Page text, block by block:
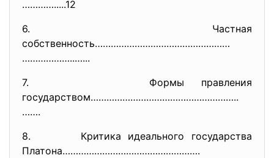
………….....12
6. Частная
собственность……………………………………………
………………..…...
7. Формы правления
государством………………………………………………..
…….
8. Критика идеального государства
Платона…………………………………………….